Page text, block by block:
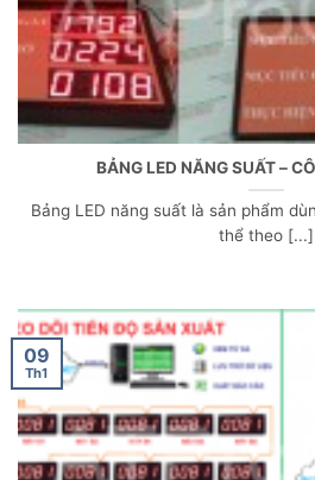
BẢNG LED NĂNG SUẤT –
Bảng LED năng suất là sản phẩm
thể theo [...]
09
Th1